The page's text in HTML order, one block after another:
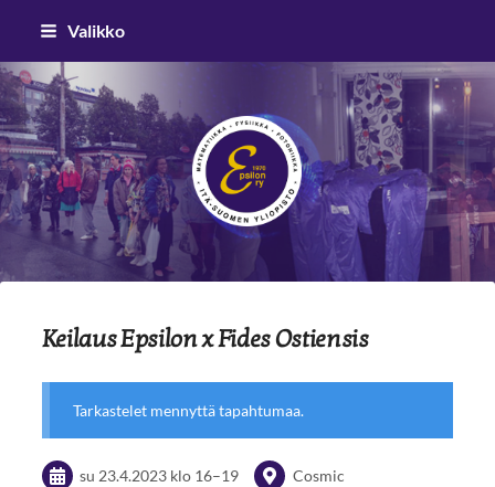
Siirry
sivun
sisältöön
Valikko
Epsilon ry
Keilaus Epsilon x Fides Ostiensis
Tarkastelet mennyttä tapahtumaa.
su 23.4.2023 klo 16–19 Cosmic